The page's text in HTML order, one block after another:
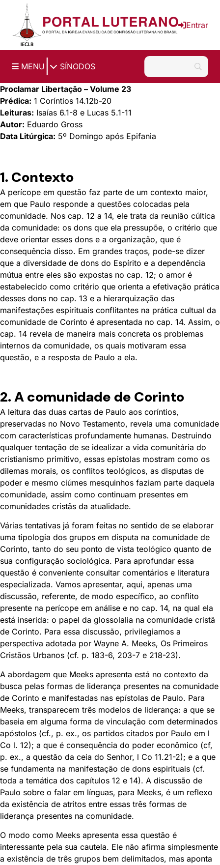
Ir para o conteúdo principal
Entrar
MENU SÍNODOS
Proclamar Libertação – Volume 23
Prédica: 1 Coríntios 14.12b-20
Leituras: Isaías 6.1-8 e Lucas 5.1-11
Autor: Eduardo Gross
Data Litúrgica: 5º Domingo após Epifania
1. Contexto
A perícope em questão faz parte de um contexto maior,
em que Paulo responde a questões colocadas pela
comunidade. Nos cap. 12 a 14, ele trata da reunião cúltica
da comunidade: os dons que ela pressupõe, o critério que
deve orientar esses dons e a organização, que é
consequência disso. Em grandes traços, pode-se dizer
que a diversidade de dons do Espírito e a dependência
mútua entre eles são expostas no cap. 12; o amor é
estabelecido como critério que orienta a efetivação prática
desses dons no cap. 13 e a hierarquização das
manifestações espirituais conflitantes na prática cultual da
comunidade de Corinto é apresentada no cap. 14. Assim, o
cap. 14 revela de maneira mais concreta os problemas
internos da comunidade, os quais motivaram essa
questão, e a resposta de Paulo a ela.
2. A comunidade de Corinto
A leitura das duas cartas de Paulo aos coríntios,
preservadas no Novo Testamento, revela uma comunidade
com características profundamente humanas. Destruindo
qualquer tentação de se idealizar a vida comunitária do
cristianismo primitivo, essas epístolas mostram como os
dilemas morais, os conflitos teológicos, as disputas de
poder e mesmo ciúmes mesquinhos faziam parte daquela
comunidade, assim como continuam presentes em
comunidades cristãs da atualidade.
Várias tentativas já foram feitas no sentido de se elaborar
uma tipologia dos grupos em disputa na comunidade de
Corinto, tanto do seu ponto de vista teológico quanto de
sua configuração sociológica. Para aprofundar essa
questão é conveniente consultar comentários e literatura
especializada. Vamos apresentar, aqui, apenas uma
discussão, referente, de modo específico, ao conflito
presente na perícope em análise e no cap. 14, na qual ela
está inserida: o papel da glossolalia na comunidade cristã
de Corinto. Para essa discussão, privilegiamos a
perspectiva adotada por Wayne A. Meeks, Os Primeiros
Cristãos Urbanos (cf. p. 183-6, 203-7 e 218-23).
A abordagem que Meeks apresenta está no contexto da
busca pelas formas de liderança presentes na comunidade
de Corinto e manifestadas nas epístolas de Paulo. Para
Meeks, transparecem três modelos de liderança: a que se
baseia em alguma forma de vinculação com determinados
apóstolos (cf., p. ex., os partidos citados por Paulo em l
Co l. 12); a que é consequência do poder econômico (cf,
p. ex., a questão da ceia do Senhor, l Co 11.21-2); e a que
se fundamenta na manifestação de dons espirituais (cf.
toda a temática dos capítulos 12 e 14). A discussão de
Paulo sobre o falar em línguas, para Meeks, é um reflexo
da existência de atritos entre essas três formas de
liderança presentes na comunidade.
O modo como Meeks apresenta essa questão é
interessante pela sua cautela. Ele não afirma simplesmente
a existência de três grupos bem delimitados, mas aponta